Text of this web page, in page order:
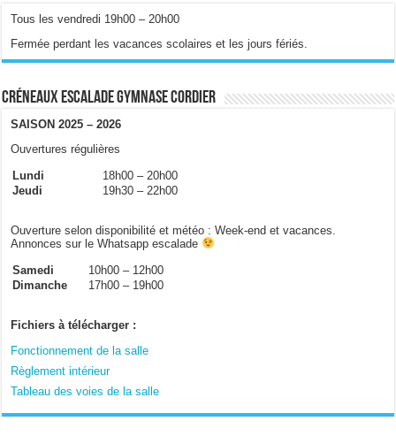
Tous les vendredi 19h00 – 20h00
Fermée perdant les vacances scolaires et les jours fériés.
Créneaux escalade gymnase Cordier
SAISON 2025 – 2026
Ouvertures régulières
Lundi
18h00 – 20h00
Jeudi
19h30 – 22h00
Ouverture selon disponibilité et météo : Week-end et vacances.
Annonces sur le Whatsapp escalade
Samedi
10h00 – 12h00
Dimanche
17h00 – 19h00
Fichiers à télécharger :
Fonctionnement de la salle
Règlement intérieur
Tableau des voies de la salle